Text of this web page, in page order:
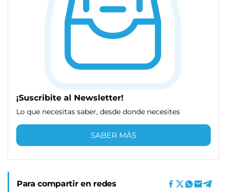
¡Suscribite al Newsletter!
Lo que necesitas saber, desde donde necesites
SABER MÁS
Para compartir en redes